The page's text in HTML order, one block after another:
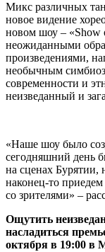
Микс различных
новое видение
новом шоу – «Show
неожиданными
произведениями,
необычным
современности и
неизведанный и
«Наше шоу было
сегодняшний день
на сценах Бурятии,
наконец-то
со зрителями» –
Ощутить
насладиться
октября в 19:00 в